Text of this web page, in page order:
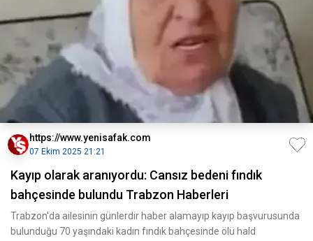
https://www.yenisafak.com
07 Ekim 2025 21:21
Kayıp olarak aranıyordu: Cansız bedeni fındık
bahçesinde bulundu Trabzon Haberleri
Trabzon'da ailesinin günlerdir haber alamayıp kayıp başvurusunda
bulunduğu 70 yaşındaki kadın fındık bahçesinde ölü hald